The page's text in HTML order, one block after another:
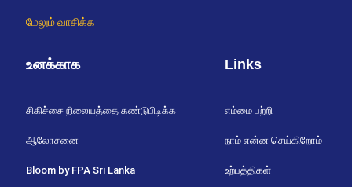
மேலும் வாசிக்க
உனக்காக
சிகிச்சை நிலையத்தை கண்டுபிடிக்க
ஆலோசனை
Bloom by FPA Sri Lanka
Links
எம்மை பற்றி
நாம் என்ன செய்கிறோம்
உற்பத்திகள்